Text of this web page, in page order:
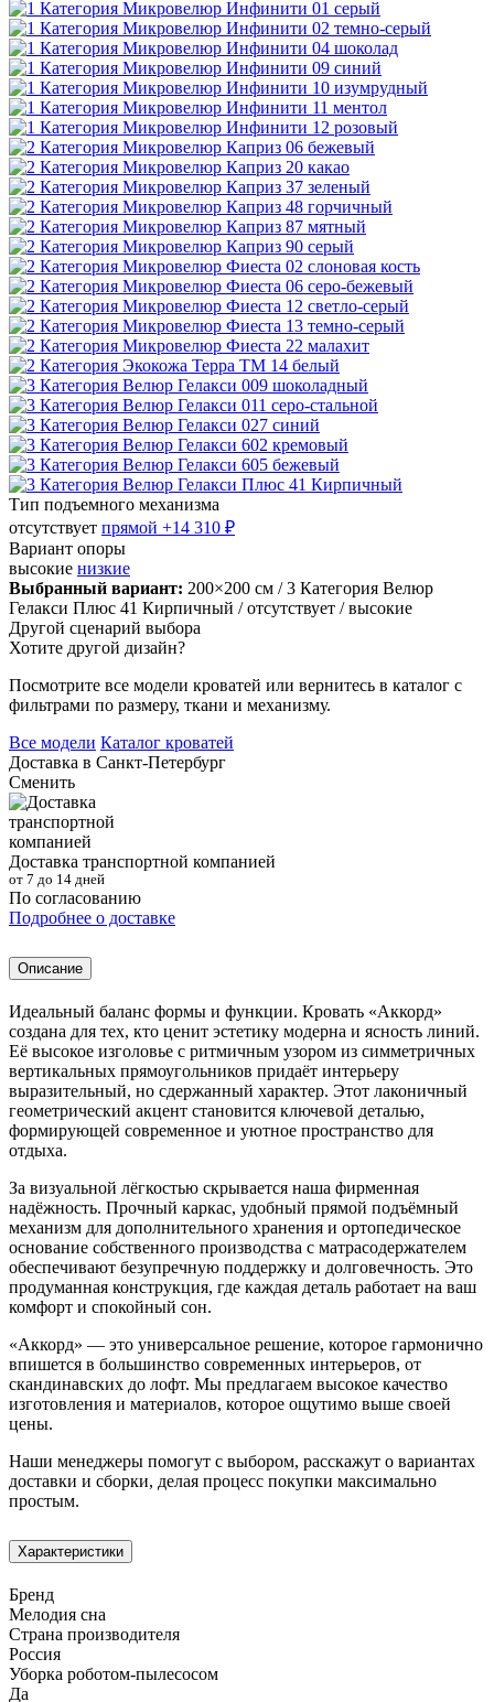
Тип подъемного механизма
отсутствует прямой +14 310 ₽
Вариант опоры
высокие низкие
Выбранный вариант: 200×200 см / 3 Категория Велюр
Гелакси Плюс 41 Кирпичный / отсутствует / высокие
Другой сценарий выбора
Хотите другой дизайн?
Посмотрите все модели кроватей или вернитесь в каталог с
фильтрами по размеру, ткани и механизму.
Все модели Каталог кроватей
Доставка в Санкт-Петербург
Сменить
Доставка транспортной компанией
от 7 до 14 дней
По согласованию
Подробнее о доставке
Описание
Идеальный баланс формы и функции. Кровать «Аккорд»
создана для тех, кто ценит эстетику модерна и ясность линий.
Её высокое изголовье с ритмичным узором из симметричных
вертикальных прямоугольников придаёт интерьеру
выразительный, но сдержанный характер. Этот лаконичный
геометрический акцент становится ключевой деталью,
формирующей современное и уютное пространство для
отдыха.
За визуальной лёгкостью скрывается наша фирменная
надёжность. Прочный каркас, удобный прямой подъёмный
механизм для дополнительного хранения и ортопедическое
основание собственного производства с матрасодержателем
обеспечивают безупречную поддержку и долговечность. Это
продуманная конструкция, где каждая деталь работает на ваш
комфорт и спокойный сон.
«Аккорд» — это универсальное решение, которое гармонично
впишется в большинство современных интерьеров, от
скандинавских до лофт. Мы предлагаем высокое качество
изготовления и материалов, которое ощутимо выше своей
цены.
Наши менеджеры помогут с выбором, расскажут о вариантах
доставки и сборки, делая процесс покупки максимально
простым.
Характеристики
Бренд
Мелодия сна
Страна производителя
Россия
Уборка роботом-пылесосом
Да